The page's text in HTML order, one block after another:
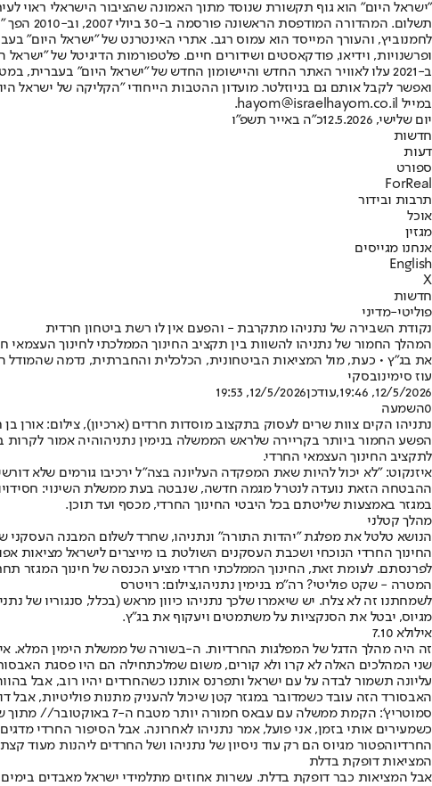
"ישראל היום" הוא גוף תקשורת שנוסד מתוך האמונה שהציבור הישראלי ראוי
תשלום.
ופרשנויות, וידיאו, פודקאסטים ושידורים חיים. פלטפורמות הדיגיטל של "ישראל
ב-2021 עלו לאוויר האתר החדש והיישומון החדש של "ישראל היום"
ואפשר לקבל אותם גם בניוזלטר. מועדון ההטבות הייחודי "הקליקה של ישראל
במייל hayom@israelhayom.co.il.
יום שלישי, 12.5.2026
כ"ה באייר תשפ"ו
חדשות
דעות
ספורט
ForReal
תרבות ובידור
אוכל
מגזין
אנחנו מגייסים
English
X
חדשות
פוליטי-מדיני
נקודת השבירה של נתניהו מתקרבת - והפעם אין לו רשת ביטחון חרדית
את בג"ץ • כעת, מול המציאות הביטחונית, הכלכלית והחברתית, נדמה שהמודל
עוז סימינובסקי
12/5/2026, 19:46
,עודכן12/5/2026, 19:53
0השמעה
נתניהו הקים צוות שרים לעסוק בתקצוב מוסדות חרדים (ארכיון), צילום: אורן בן
הפשע החמור ביותר בקריירה שלראש הממשלה בנימין נתניהוהיה אמור לקרות בשנת 2023.
לתקציב החינוך העצמאי החרדי.
איזנקוט: "לא יכול להיות שאת המפקדה העליונה בצה"ל ירכיבו גורמים שלא
ההבטחה הזאת נועדה לנטרל מגמה חדשה, שנבטה בעת ממשלת השינוי:
במגזר באמצעות שליטתם בכל היבטי החינוך החרדי, מכסף ועד תוכן.
מהלך קטלני
הנושא טלטל את מפלגת "יהדות התורה" ונתניהו, שחרד לשלום המבנה העסקני
החינוך החרדי הנוכחי ושכבת העסקנים השולטת בו מייצרים לישראל מציאות
לפרנסתם. לעומת זאת, החינוך הממלכתי חרדי מציע הכנסה של חינוך המגזר
המטרה - שקט פוליטי? רה"מ בנימין נתניהו,צילום: רויטרס
לשמחתנו זה לא צלח. יש שיאמרו שלכך נתניהו כיוון מראש (בכלל, סנגוריו של
מגיוס, יבטל את הסנקציות על משתמטים ויעקוף את בג"ץ.
אילולא 7.10
זה היה מהלך הדגל של המפלגות החרדיות. ה-בשורה של ממשלת הימין המלא.
שני המהלכים האלה לא קרו ולא קורים, משום שמלכתחילה הם היו פסגת
עליונה תשמור לבדה על עם ישראל ותפרנס אותנו כשהחרדים יהיו רוב, אבל
האבסורד הזה עובד כשמדובר במגזר קטן שיכול להעניק מתנות פוליטיות, אבל
סמוטריץ': הקמת ממשלה עם עבאס חמורה יותר מטבח ה-7 באוקטובר// מתוך שידורי 103fm, תמונה: אורן בן חקון
כשמעירים אותי בזמן, אני פועל, אמר נתניהו לאחרונה. אבל הסיפור החרדי
החרדיוהפטור מגיוס הם רק עוד ניסיון של נתניהו ושל החרדים ליהנות מעוד
המציאות דופקת בדלת
אבל המציאות כבר דופקת בדלת. עשרות אחוזים מתלמידי ישראל מאבדים